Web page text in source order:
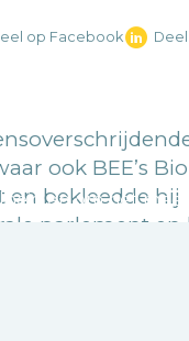
op Facebook
ook BEE’s
en bekleedde hij
parlement en
en om het